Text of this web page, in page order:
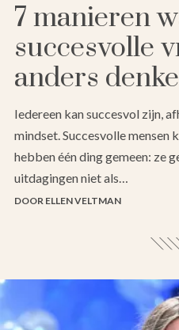
7 manieren
succesvolle
anders
Iedereen kan succesvol zijn,
mindset. Succesvolle mensen
hebben één ding gemeen: ze
uitdagingen niet als…
DOOR ELLEN VELTMAN